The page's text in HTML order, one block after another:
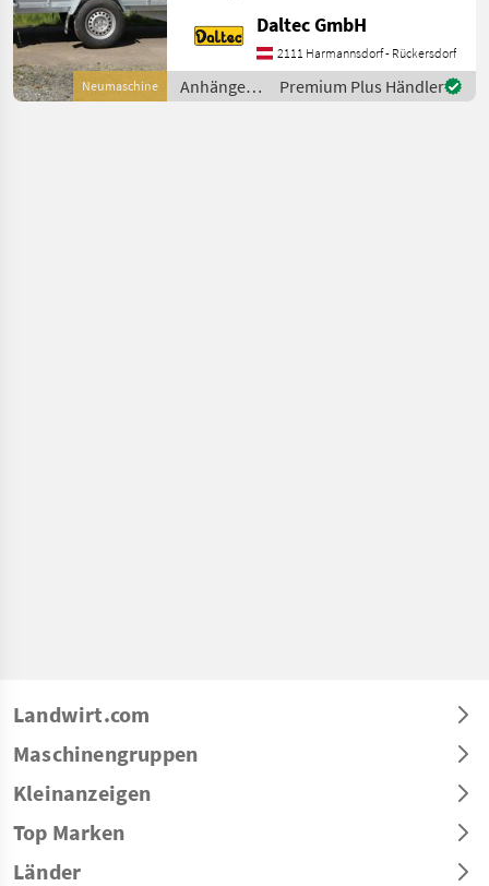
Neumaschine
Typenschein Höchzul.
Gesamtgewicht 1300kg
Nutzlast 795kg Innenmaße:
2580x1400x1480
Daltec GmbH
2111 Harmannsdorf - Rückersdorf
Anhänger /
Daltec
Premium Plus Händler
Landwirt.com
Maschinengruppen
Kleinanzeigen
Top Marken
Länder